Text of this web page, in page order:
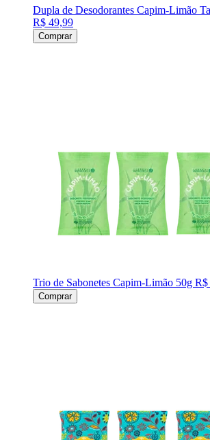
Dupla de Desodorantes Capim-Limão
R$ 49,99
Comprar
Trio de Sabonetes Capim-Limão 50g R$
Comprar